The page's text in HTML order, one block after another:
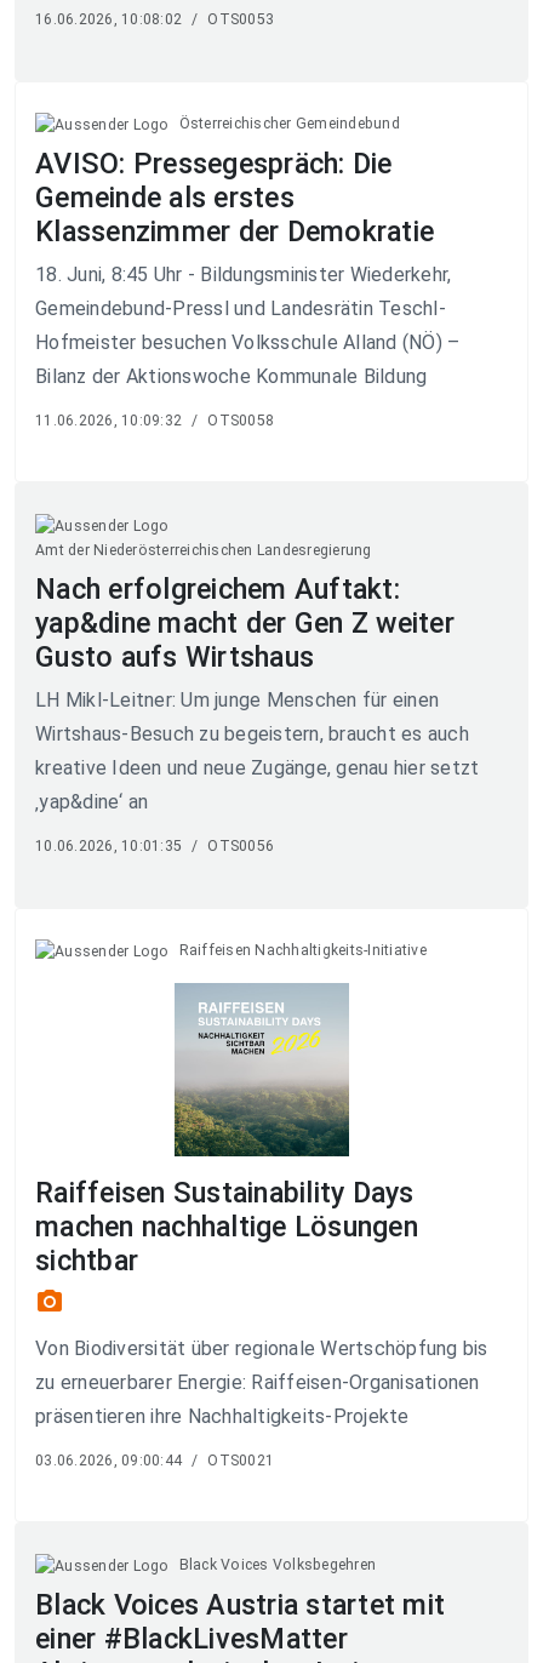
16.06.2026, 10:08:02 / OTS0053
Österreichischer Gemeindebund
AVISO: Pressegespräch: Die
Gemeinde als erstes
Klassenzimmer der Demokratie
18. Juni, 8:45 Uhr - Bildungsminister Wiederkehr,
Gemeindebund-Pressl und Landesrätin Teschl-
Hofmeister besuchen Volksschule Alland (NÖ) –
Bilanz der Aktionswoche Kommunale Bildung
11.06.2026, 10:09:32 / OTS0058
Amt der Niederösterreichischen Landesregierung
Nach erfolgreichem Auftakt:
yap&dine macht der Gen Z weiter
Gusto aufs Wirtshaus
LH Mikl-Leitner: Um junge Menschen für einen
Wirtshaus-Besuch zu begeistern, braucht es auch
kreative Ideen und neue Zugänge, genau hier setzt
‚yap&dine‘ an
10.06.2026, 10:01:35 / OTS0056
Raiffeisen Nachhaltigkeits-Initiative
Raiffeisen Sustainability Days
machen nachhaltige Lösungen
sichtbar
photo_camera
Von Biodiversität über regionale Wertschöpfung bis
zu erneuerbarer Energie: Raiffeisen-Organisationen
präsentieren ihre Nachhaltigkeits-Projekte
03.06.2026, 09:00:44 / OTS0021
Black Voices Volksbegehren
Black Voices Austria startet mit
einer #BlackLivesMatter